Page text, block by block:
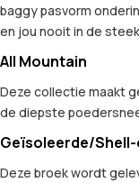
baggy pasvorm
en jou nooit in de
All Mountain
Deze collectie maakt
de diepste
Geïsoleerde/
Deze broek wordt